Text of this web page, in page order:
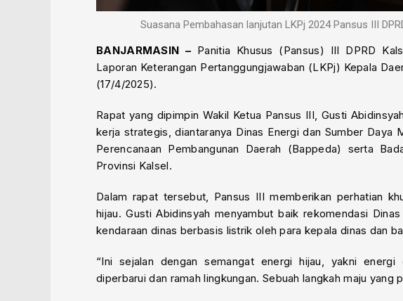
Suasana Pembahasan lanjutan LKPj 2024 Pansus III
BANJARMASIN – Panitia Khusus (Pansus) III DPRD
Laporan Keterangan Pertanggungjawaban (LKPj) Kepala
(17/4/2025).
Rapat yang dipimpin Wakil Ketua Pansus III, Gusti
kerja strategis, diantaranya Dinas Energi dan Sumber Daya
Perencanaan Pembangunan Daerah (Bappeda) serta
Provinsi Kalsel.
Dalam rapat tersebut, Pansus III memberikan perhatian
hijau. Gusti Abidinsyah menyambut baik rekomendasi
kendaraan dinas berbasis listrik oleh para kepala dinas dan
“Ini sejalan dengan semangat energi hijau, yakni
diperbarui dan ramah lingkungan. Sebuah langkah maju yang